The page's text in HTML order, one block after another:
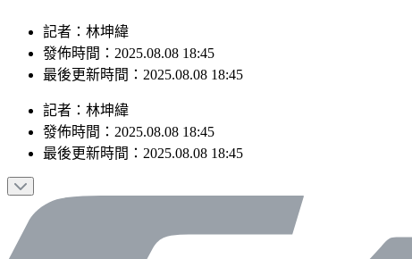
記者：林坤緯
發佈時間：2025.08.08 18:45
最後更新時間：2025.08.08 18:45
記者 ： 林坤緯
發佈時間： 2025.08.08 18:45
最後更新時間： 2025.08.08 18:45